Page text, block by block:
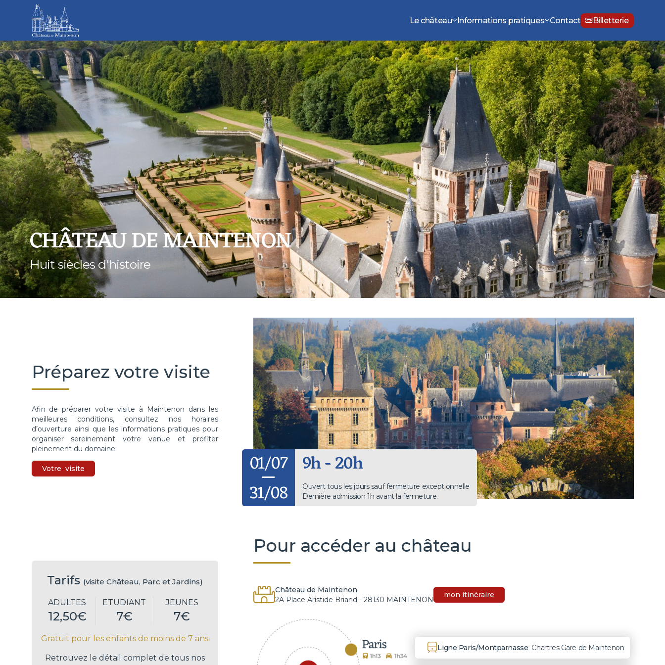
Le château Informations pratiques Contact Billetterie
CHÂTEAU DE MAINTENON
Huit siècles d'histoire
Préparez votre visite
Afin de préparer votre visite à Maintenon dans les
meilleures conditions, consultez nos horaires
d’ouverture ainsi que les informations pratiques pour
organiser sereinement votre venue et profiter
pleinement du domaine.
Votre visite
01/07
31/08
9h - 20h
Ouvert tous les jours sauf fermeture exceptionnelle
Dernière admission 1h avant la fermeture.
Tarifs (visite Château, Parc et Jardins)
ADULTES
12,50€
ETUDIANT
7€
JEUNES
7€
Gratuit pour les enfants de moins de 7 ans
Retrouvez le détail complet de tous nos
Pour accéder au château
Château de Maintenon
2A Place Aristide Briand - 28130 MAINTENON
mon itinéraire
Ligne Paris/Montparnasse Chartres Gare de Maintenon